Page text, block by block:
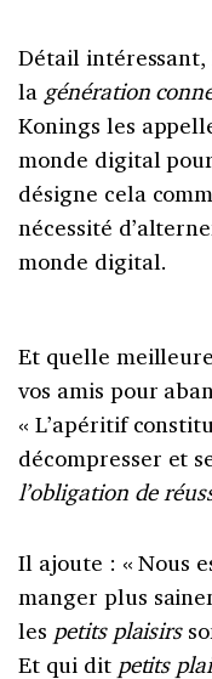
Détail intéressant,
la génération
Konings les
monde digital
désigne cela
nécessité
monde digital.
Et quelle
vos amis pour
« L’apéritif
décompresser et
l’obligation de
Il ajoute : « Nous
manger plus
les petits plaisirs
Et qui dit petits